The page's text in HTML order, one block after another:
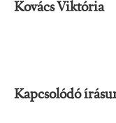
Kovács Viktória
Kapcsolódó